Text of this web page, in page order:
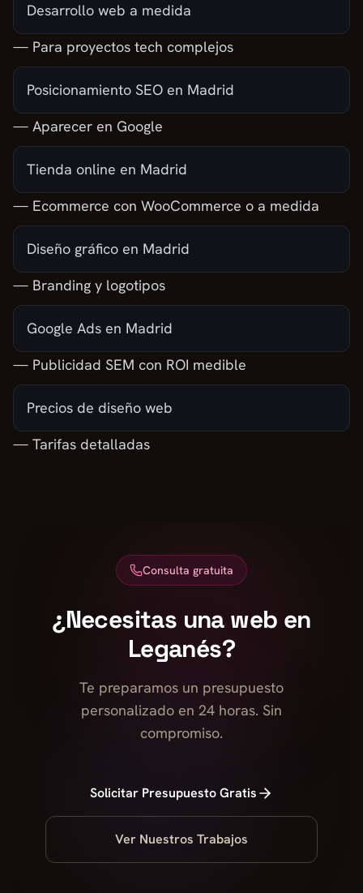
Desarrollo web a medida
— Para proyectos tech complejos
Posicionamiento SEO en Madrid
— Aparecer en Google
Tienda online en Madrid
— Ecommerce con WooCommerce o a medida
Diseño gráfico en Madrid
— Branding y logotipos
Google Ads en Madrid
— Publicidad SEM con ROI medible
Precios de diseño web
— Tarifas detalladas
Consulta gratuita
¿Necesitas una web en
Leganés?
Te preparamos un presupuesto
personalizado en 24 horas. Sin
compromiso.
Solicitar Presupuesto Gratis
Ver Nuestros Trabajos